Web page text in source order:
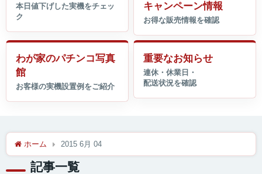
キャンペーン情報
わが家のパチンコ写真
館
重要なお知らせ
ホーム 2015 6月 04
記事一覧